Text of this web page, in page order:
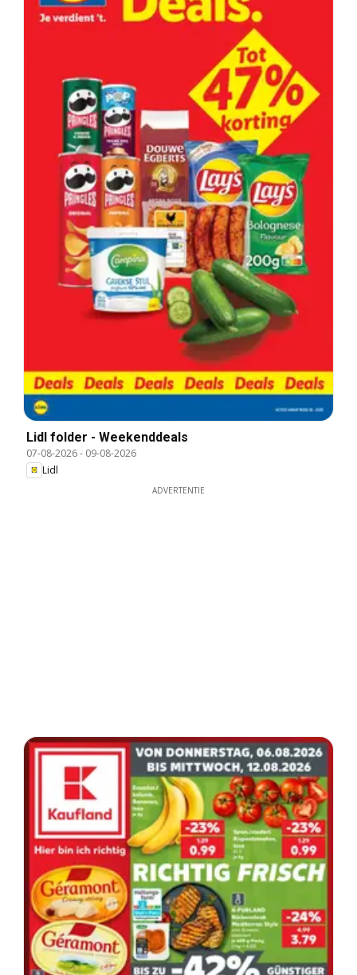
Lidl folder - Weekenddeals
07-08-2026- 09-08-2026
Lidl
ADVERTENTIE